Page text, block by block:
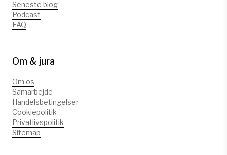
Seneste blog
Podcast
FAQ
Om & jura
Om os
Samarbejde
Handelsbetingelser
Cookiepolitik
Privatlivspolitik
Sitemap